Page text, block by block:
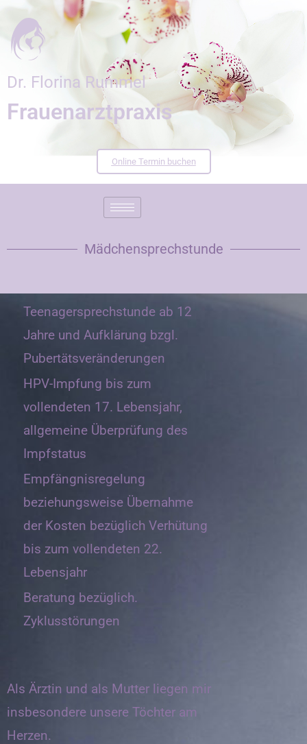
Dr. Florina Rummel
Frauenarztpraxis
Online Termin buchen
Mädchensprechstunde
Teenagersprechstunde ab 12
Jahre und Aufklärung bzgl.
Pubertätsveränderungen
HPV-Impfung bis zum
vollendeten 17. Lebensjahr,
allgemeine Überprüfung des
Impfstatus
Empfängnisregelung
beziehungsweise Übernahme
der Kosten bezüglich Verhütung
bis zum vollendeten 22.
Lebensjahr
Beratung bezüglich.
Zyklusstörungen
Als Ärztin und als Mutter liegen mir
insbesondere unsere Töchter am
Herzen.